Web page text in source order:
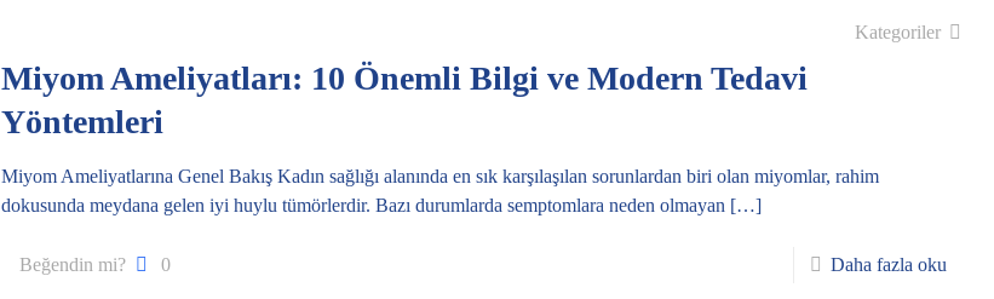
Kategoriler
Miyom Ameliyatları: 10 Önemli Bilgi ve Modern Tedavi
Yöntemleri
Miyom Ameliyatlarına Genel Bakış Kadın sağlığı alanında en sık karşılaşılan sorunlardan biri olan miyomlar, rahim
dokusunda meydana gelen iyi huylu tümörlerdir. Bazı durumlarda semptomlara neden olmayan […]
Beğendin mi? 0 Daha fazla oku